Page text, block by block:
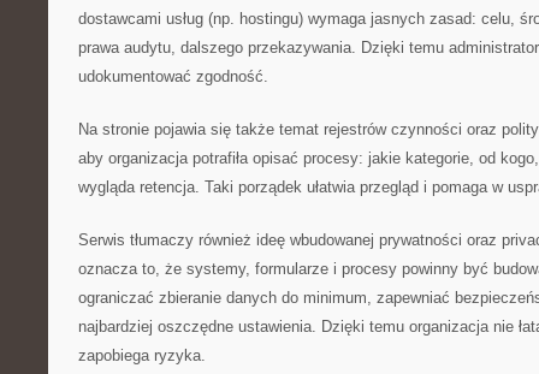
dostawcami usług (np. hostingu) wymaga jasnych zasad: celu,
prawa audytu, dalszego przekazywania. Dzięki temu
udokumentować zgodność.
Na stronie pojawia się także temat rejestrów czynności oraz
aby organizacja potrafiła opisać procesy: jakie kategorie, od
wygląda retencja. Taki porządek ułatwia przegląd i pomaga w
Serwis tłumaczy również ideę wbudowanej prywatności oraz
oznacza to, że systemy, formularze i procesy powinny być
ograniczać zbieranie danych do minimum, zapewniać
najbardziej oszczędne ustawienia. Dzięki temu organizacja nie
zapobiega ryzyka.